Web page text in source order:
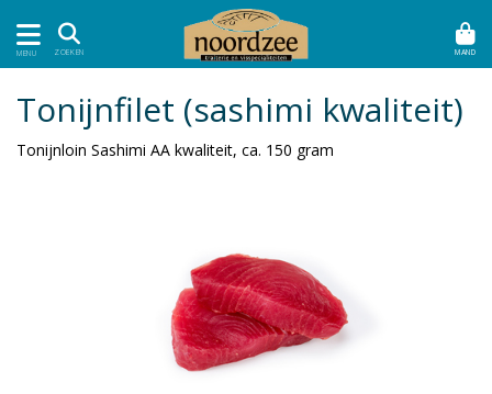
MENU ZOEKEN MAND
Tonijnfilet (sashimi kwaliteit)
Tonijnloin Sashimi AA kwaliteit, ca. 150 gram